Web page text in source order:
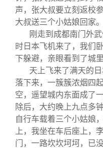
声，张大叔要立刻返校
大叔送三个小姑娘回家。
刚走到成都南门外
时日本飞机来了，我们
下躲避，亲眼看到了城
天上飞来了满天的
落下来，一簇簇浓烟四
空，遥望城内东面成了
除后，大约晚上九点多
自行车载着三个小姑娘
上，我坐在车后座上，
门，一路坎坎坷坷，已